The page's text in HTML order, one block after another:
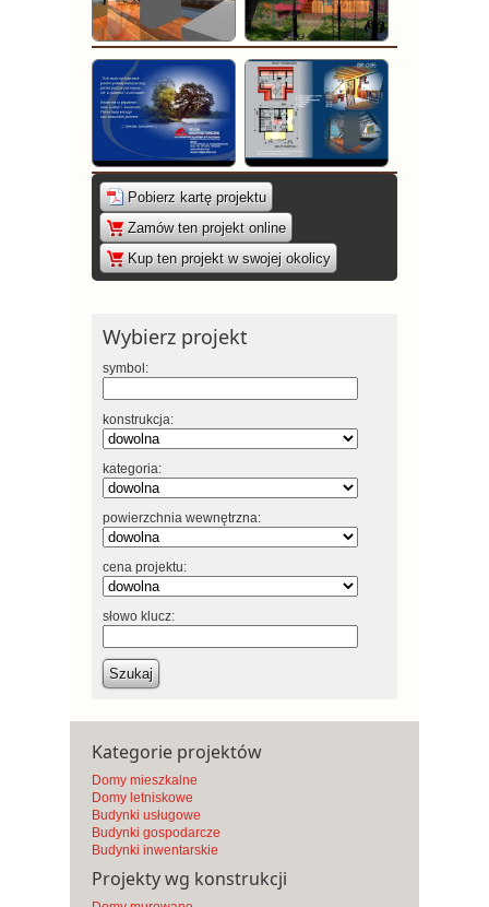
Pobierz kartę projektu
Zamów ten projekt online
Kup ten projekt w swojej okolicy
Wybierz projekt
symbol:
konstrukcja:
kategoria:
powierzchnia wewnętrzna:
cena projektu:
słowo klucz:
Szukaj
Kategorie projektów
Domy mieszkalne
Domy letniskowe
Budynki usługowe
Budynki gospodarcze
Budynki inwentarskie
Projekty wg konstrukcji